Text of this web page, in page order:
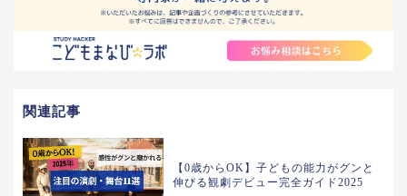
関連記事
【0歳からOK】子どもの能力がグンと
伸びる観劇デビュー完全ガイド2025